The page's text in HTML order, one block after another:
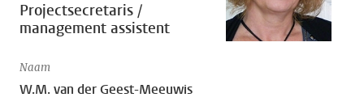
Projectsecretaris /
management assistent
Naam
W.M. van der Geest-Meeuwis